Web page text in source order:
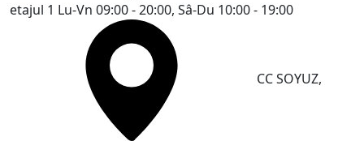
etajul 1 Lu-Vn 09:00 - 20:00, Sâ-Du 10:00 - 19:00
CC SOYUZ,